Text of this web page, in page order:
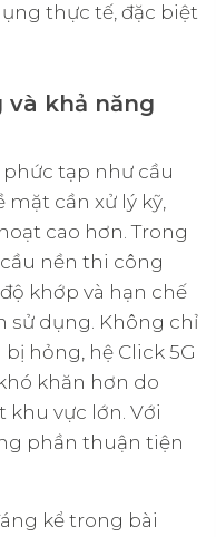
thực tế, đặc biệt
khả năng
tạp như cầu
cần xử lý kỹ,
cao hơn. Trong
nền thi công
khớp và hạn chế
sử dụng. Không chỉ
hỏng, hệ Click 5G
khăn hơn do
khu vực lớn. Với
phần thuận tiện
kể trong bài